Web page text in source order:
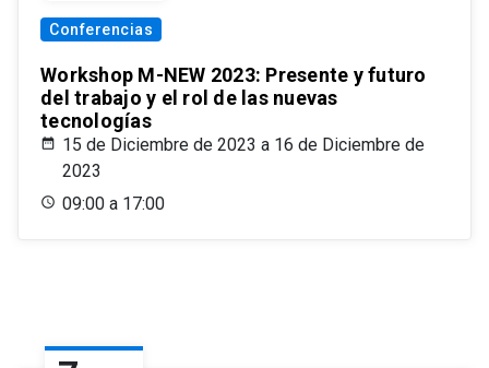
Conferencias
Workshop M-NEW 2023: Presente y futuro
del trabajo y el rol de las nuevas
tecnologías
15 de Diciembre de 2023 a 16 de Diciembre de
2023
09:00 a 17:00